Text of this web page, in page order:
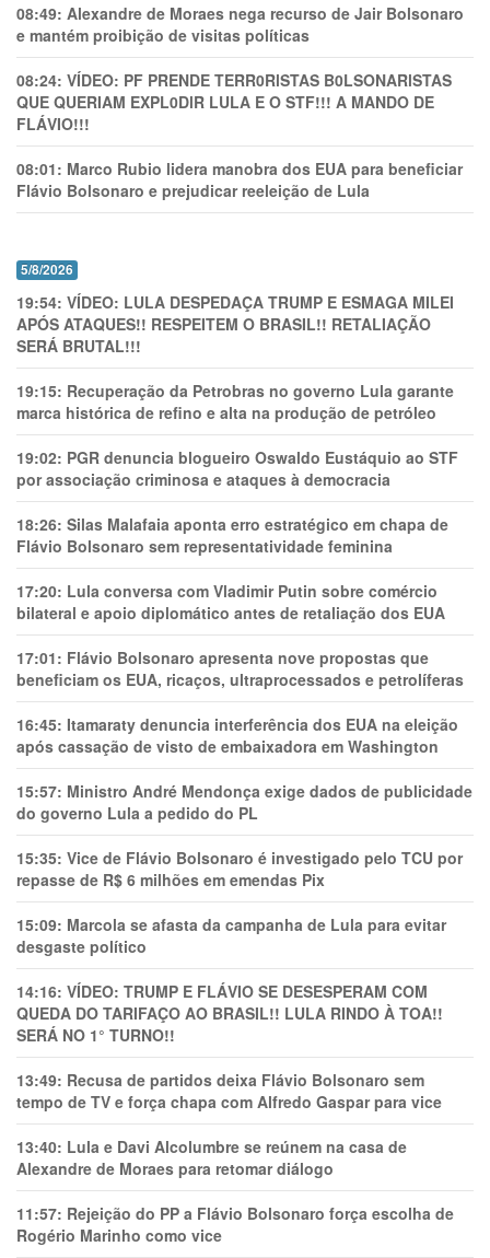
08:49: Alexandre de Moraes nega recurso de Jair Bolsonaro
e mantém proibição de visitas políticas
08:24: VÍDEO: PF PRENDE TERR0RlSTAS B0LSONARlSTAS
QUE QUERIAM EXPL0DlR LULA E O STF!!! A MANDO DE
FLÁVIO!!!
08:01: Marco Rubio lidera manobra dos EUA para beneficiar
Flávio Bolsonaro e prejudicar reeleição de Lula
5/8/2026
19:54: VÍDEO: LULA DESPEDAÇA TRUMP E ESMAGA MILEI
APÓS ATAQUES!! RESPEITEM O BRASIL!! RETALIAÇÃO
SERÁ BRUTAL!!!
19:15: Recuperação da Petrobras no governo Lula garante
marca histórica de refino e alta na produção de petróleo
19:02: PGR denuncia blogueiro Oswaldo Eustáquio ao STF
por associação criminosa e ataques à democracia
18:26: Silas Malafaia aponta erro estratégico em chapa de
Flávio Bolsonaro sem representatividade feminina
17:20: Lula conversa com Vladimir Putin sobre comércio
bilateral e apoio diplomático antes de retaliação dos EUA
17:01: Flávio Bolsonaro apresenta nove propostas que
beneficiam os EUA, ricaços, ultraprocessados e petrolíferas
16:45: Itamaraty denuncia interferência dos EUA na eleição
após cassação de visto de embaixadora em Washington
15:57: Ministro André Mendonça exige dados de publicidade
do governo Lula a pedido do PL
15:35: Vice de Flávio Bolsonaro é investigado pelo TCU por
repasse de R$ 6 milhões em emendas Pix
15:09: Marcola se afasta da campanha de Lula para evitar
desgaste político
14:16: VÍDEO: TRUMP E FLÁVIO SE DESESPERAM COM
QUEDA DO TARIFAÇO AO BRASIL!! LULA RINDO À TOA!!
SERÁ NO 1° TURNO!!
13:49: Recusa de partidos deixa Flávio Bolsonaro sem
tempo de TV e força chapa com Alfredo Gaspar para vice
13:40: Lula e Davi Alcolumbre se reúnem na casa de
Alexandre de Moraes para retomar diálogo
11:57: Rejeição do PP a Flávio Bolsonaro força escolha de
Rogério Marinho como vice